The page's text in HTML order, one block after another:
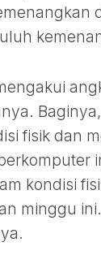
fisik dan
kondisi
minggu